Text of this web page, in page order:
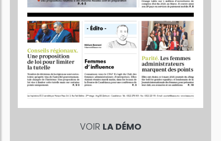
VOIR LA DÉMO